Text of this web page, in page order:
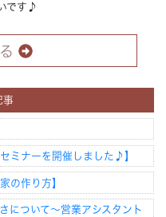
です♪
事
ミナーを開催しました♪】
の作り方】
について～営業アシスタント